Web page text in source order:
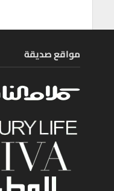
مواقع صديقة